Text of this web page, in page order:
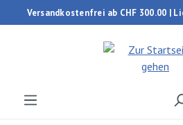
Zum Hauptinhalt springen
Versandkostenfrei ab CHF 300.00 |